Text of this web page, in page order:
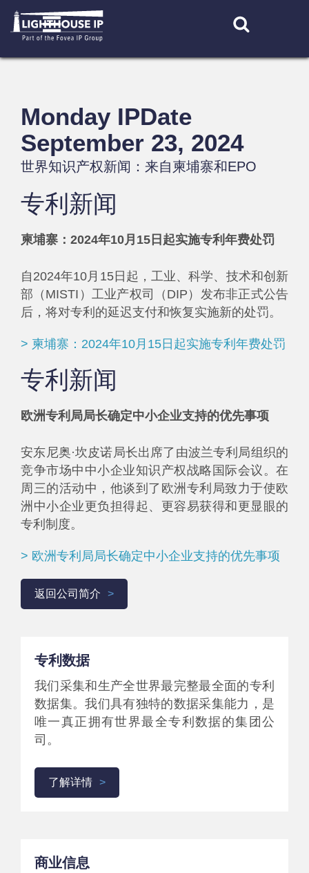
content
Monday IPDate
September 23, 2024
世界知识产权新闻：来自柬埔寨和EPO
专利新闻
柬埔寨：2024年10月15日起实施专利年费处罚
自2024年10月15日起，工业、科学、技术和创新
部（MISTI）工业产权司（DIP）发布非正式公告
后，将对专利的延迟支付和恢复实施新的处罚。
> 柬埔寨：2024年10月15日起实施专利年费处罚
专利新闻
欧洲专利局局长确定中小企业支持的优先事项
安东尼奥·坎皮诺局长出席了由波兰专利局组织的
竞争市场中中小企业知识产权战略国际会议。在
周三的活动中，他谈到了欧洲专利局致力于使欧
洲中小企业更负担得起、更容易获得和更显眼的
专利制度。​
> 欧洲专利局局长确定中小企业支持的优先事项
返回公司简介
专利数据
我们采集和生产全世界最完整最全面的专利
数据集。我们具有独特的数据采集能力，是
唯一真正拥有世界最全专利数据的集团公
司。
了解详情
商业信息